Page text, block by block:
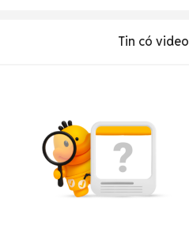
Tin có video